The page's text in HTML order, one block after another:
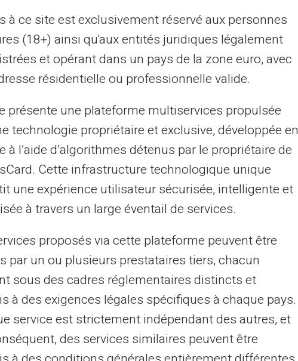
dans l'utilisation
magasin ou même pour des retraits
la rend quasiment universelle.
elle se présente aussi comme un outil
comment gérer l'argent.
internet.
à budgétiser.
en famille sans tracas financier.
aux cartes prépayées
spécifique sur lacarte,les parents
alloués à chaque besoin familial. Les
un autre atout majeur, offrant à la
de l'argent de l'étranger facilement.
partager le budget familial.
à ce site est exclusivement réservé aux personnes
(18+) ainsi qu'aux entités juridiques légalement
et opérant dans un pays de la zone euro, avec
résidentielle ou professionnelle valide.
présente une plateforme multiservices propulsée
technologie propriétaire et exclusive, développée en
à l’aide d’algorithmes détenus par le propriétaire de
Cette infrastructure technologique unique
une expérience utilisateur sécurisée, intelligente et
à travers un large éventail de services.
proposés via cette plateforme peuvent être
par un ou plusieurs prestataires tiers, chacun
sous des cadres réglementaires distincts et
à des exigences légales spécifiques à chaque pays.
service est strictement indépendant des autres, et
des services similaires peuvent être